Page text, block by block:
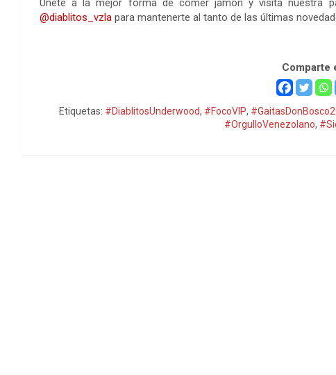
Únete a la mejor forma de comer jamón y visita nuestra
@diablitos_vzla para mantenerte al tanto de las últimas
Comparte
Etiquetas: #DiablitosUnderwood, #FocoVIP,
#OrgulloVenezolano,